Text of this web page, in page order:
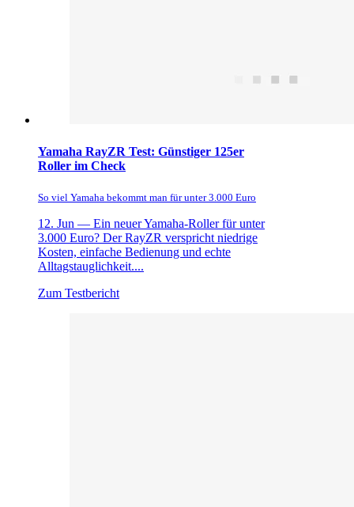
Yamaha RayZR Test: Günstiger 125er
Roller im Check
So viel Yamaha bekommt man für unter 3.000 Euro
12. Jun — Ein neuer Yamaha-Roller für unter
3.000 Euro? Der RayZR verspricht niedrige
Kosten, einfache Bedienung und echte
Alltagstauglichkeit....
Zum Testbericht